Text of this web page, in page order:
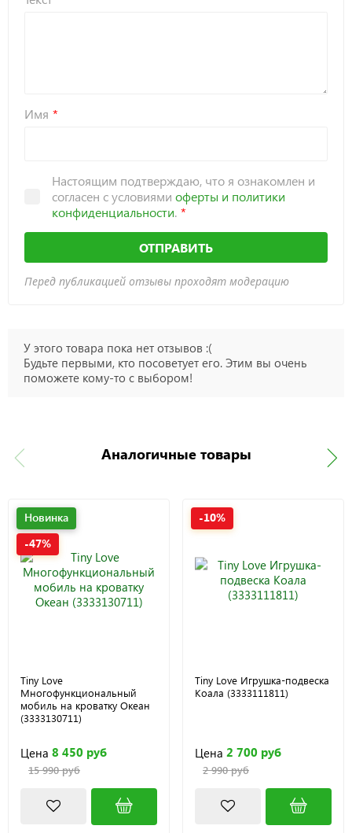
Имя
Настоящим подтверждаю, что я ознакомлен и
согласен с условиями оферты и политики
конфиденциальности.
ОТПРАВИТЬ
Перед публикацией отзывы проходят модерацию
У этого товара пока нет отзывов :(
Будьте первыми, кто посоветует его. Этим вы очень
поможете кому-то с выбором!
Аналогичные товары
Новинка
-47%
Tiny Love
Многофункциональный
мобиль на кроватку Океан
(3333130711)
Цена 8 450 руб
15 990 руб
-10%
Tiny Love Игрушка-подвеска
Коала (3333111811)
Цена 2 700 руб
2 990 руб